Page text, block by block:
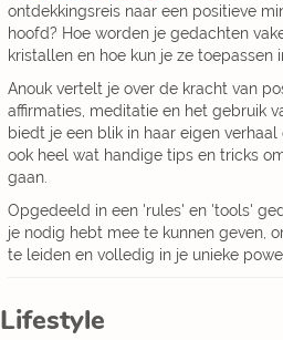
ontdekkingsreis naar een positieve
hoofd? Hoe worden je gedachten
kristallen en hoe kun je ze toepassen
Anouk vertelt je over de kracht van
affirmaties, meditatie en het gebruik
biedt je een blik in haar eigen
ook heel wat handige tips en tricks
gaan.
Opgedeeld in een 'rules' en 'tools'
je nodig hebt mee te kunnen geven,
te leiden en volledig in je unieke
Lifestyle